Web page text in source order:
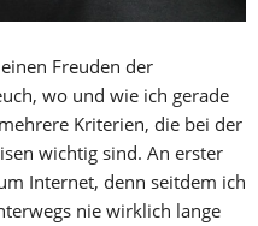
Freuden der
wo und wie ich gerade
Kriterien, die bei der
wichtig sind. An erster
Internet, denn seitdem ich
nie wirklich lange